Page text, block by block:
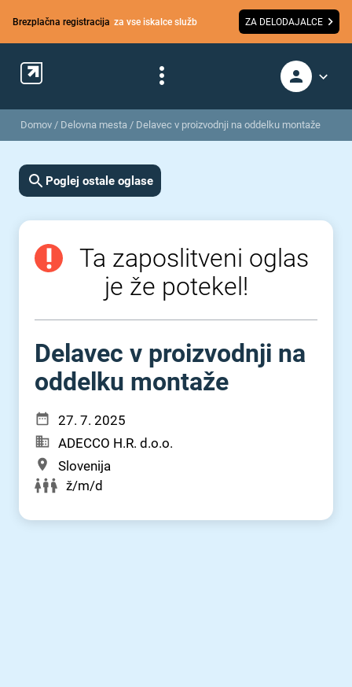
Brezplačna registracija za vse iskalce služb ZA DELODAJALCE
Domov / Delovna mesta / Delavec v proizvodnji na oddelku montaže
Poglej ostale oglase
Ta zaposlitveni oglas
je že potekel!
Delavec v proizvodnji na
oddelku montaže
27. 7. 2025
ADECCO H.R. d.o.o.
Slovenija
ž/m/d